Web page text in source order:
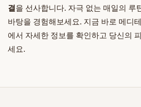
결을 선사합니다. 자극 없는 매일의 루
바탕을 경험해보세요. 지금 바로 메디
에서 자세한 정보를 확인하고 당신의
세요.